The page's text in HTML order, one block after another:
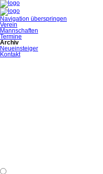
Navigation überspringen
Verein
Mannschaften
Termine
Archiv
Neueinsteiger
Kontakt